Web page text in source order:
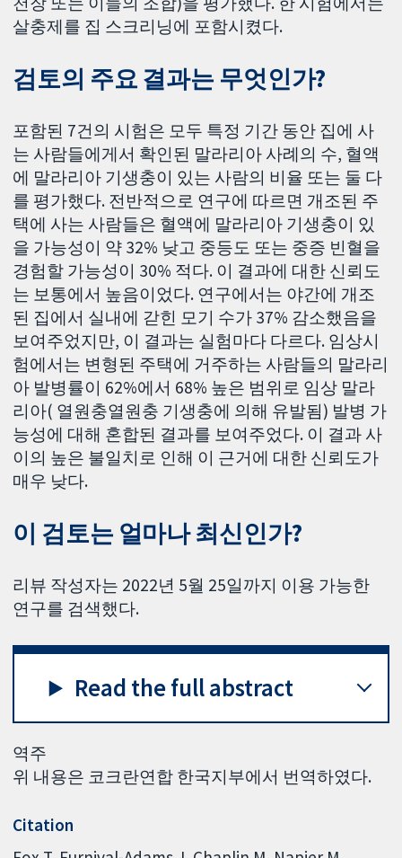
살충제를 집 스크리닝에 포함시켰다.
검토의 주요 결과는 무엇인가?
포함된 7건의 시험은 모두 특정 기간 동안 집에 사
는 사람들에게서 확인된 말라리아 사례의 수, 혈액
에 말라리아 기생충이 있는 사람의 비율 또는 둘 다
를 평가했다. 전반적으로 연구에 따르면 개조된 주
택에 사는 사람들은 혈액에 말라리아 기생충이 있
을 가능성이 약 32% 낮고 중등도 또는 중증 빈혈을
경험할 가능성이 30% 적다. 이 결과에 대한 신뢰도
는 보통에서 높음이었다. 연구에서는 야간에 개조
된 집에서 실내에 갇힌 모기 수가 37% 감소했음을
보여주었지만, 이 결과는 실험마다 다르다. 임상시
험에서는 변형된 주택에 거주하는 사람들의 말라리
아 발병률이 62%에서 68% 높은 범위로 임상 말라
리아( 열원충열원충 기생충에 의해 유발됨) 발병 가
능성에 대해 혼합된 결과를 보여주었다. 이 결과 사
이의 높은 불일치로 인해 이 근거에 대한 신뢰도가
매우 낮다.
이 검토는 얼마나 최신인가?
리뷰 작성자는 2022년 5월 25일까지 이용 가능한
연구를 검색했다.
Read the full abstract
역주
위 내용은 코크란연합 한국지부에서 번역하였다.
Citation